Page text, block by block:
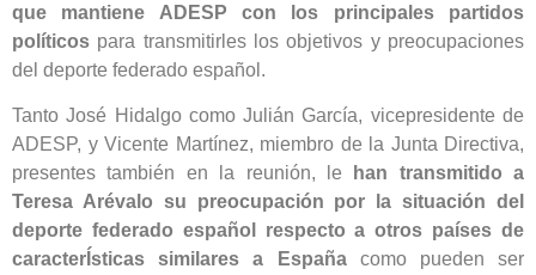
que mantiene ADESP con los principales partidos
políticos para transmitirles los objetivos y preocupaciones
del deporte federado español.
Tanto José Hidalgo como Julián García, vicepresidente de
ADESP, y Vicente Martínez, miembro de la Junta Directiva,
presentes también en la reunión, le
han transmitido a
Teresa Arévalo su preocupación por la situación del
deporte federado español respecto a otros países de
caracterÍsticas similares a Españacomo pueden ser